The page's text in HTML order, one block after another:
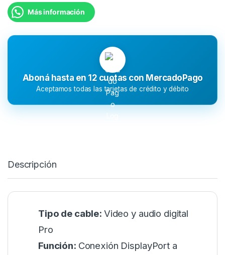
Más información
Aboná hasta en 12 cuotas con MercadoPago
Aceptamos todas las tarjetas de crédito y débito
Descripción
Tipo de cable: Video y audio digital
Pro
Función: Conexión DisplayPort a